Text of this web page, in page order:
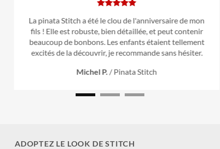
La pinata Stitch a été le clou de l'anniversaire de mon
fils ! Elle est robuste, bien détaillée, et peut contenir
beaucoup de bonbons. Les enfants étaient tellement
excités de la découvrir, je recommande sans hésiter.
Michel P. /Pinata Stitch
ADOPTEZ LE LOOK DE STITCH